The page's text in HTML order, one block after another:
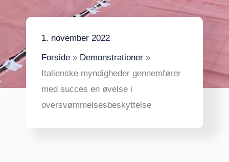
1. november 2022
Forside
Demonstrationer
Italienske myndigheder gennemfører
med succes en øvelse i
oversvømmelsesbeskyttelse